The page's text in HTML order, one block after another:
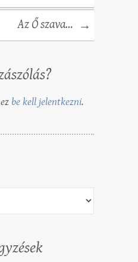
Az Ő szava… →
be kell jelentkezni.